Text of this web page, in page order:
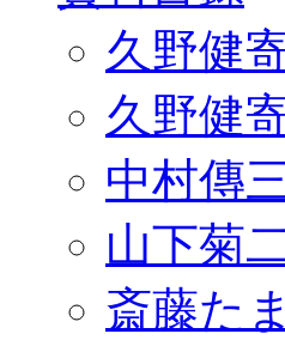
久野健
久野健
中村傳
山下菊
斎藤た